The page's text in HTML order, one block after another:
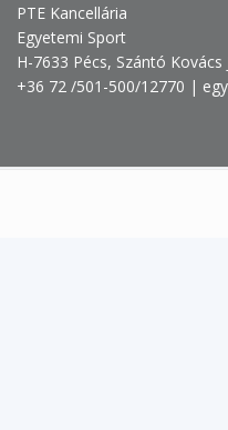
PTE Kancellária
Egyetemi Sport
H-7633 Pécs, Szántó Kovács
+36 72 /501-500/12770 |